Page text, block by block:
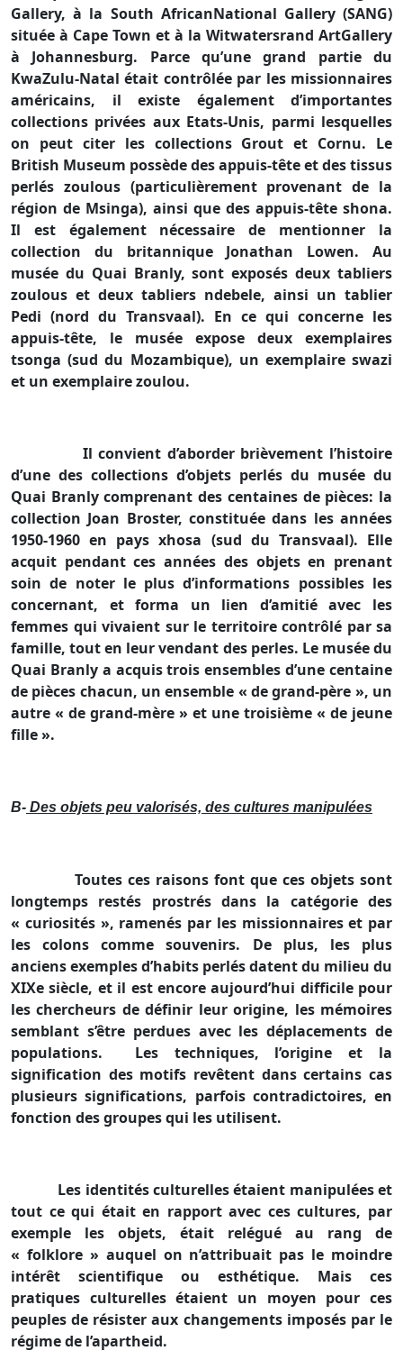
Gallery, à la South AfricanNational Gallery (SANG)
située à Cape Town et à la Witwatersrand ArtGallery
à Johannesburg. Parce qu’une grand partie du
KwaZulu-Natal était contrôlée par les missionnaires
américains, il existe également d’importantes
collections privées aux Etats-Unis, parmi lesquelles
on peut citer les collections Grout et Cornu. Le
British Museum possède des appuis-tête et des tissus
perlés zoulous (particulièrement provenant de la
région de Msinga), ainsi que des appuis-tête shona.
Il est également nécessaire de mentionner la
collection du britannique Jonathan Lowen. Au
musée du Quai Branly, sont exposés deux tabliers
zoulous et deux tabliers ndebele, ainsi un tablier
Pedi (nord du Transvaal). En ce qui concerne les
appuis-tête, le musée expose deux exemplaires
tsonga (sud du Mozambique), un exemplaire swazi
et un exemplaire zoulou.
Il convient d’aborder brièvement l’histoire
d’une des collections d’objets perlés du musée du
Quai Branly comprenant des centaines de pièces: la
collection Joan Broster, constituée dans les années
1950-1960 en pays xhosa (sud du Transvaal). Elle
acquit pendant ces années des objets en prenant
soin de noter le plus d’informations possibles les
concernant, et forma un lien d’amitié avec les
femmes qui vivaient sur le territoire contrôlé par sa
famille, tout en leur vendant des perles. Le musée du
Quai Branly a acquis trois ensembles d’une centaine
de pièces chacun, un ensemble « de grand-père », un
autre « de grand-mère » et une troisième « de jeune
fille ».
B- Des objets peu valorisés, des cultures manipulées
Toutes ces raisons font que ces objets sont
longtemps restés prostrés dans la catégorie des
« curiosités », ramenés par les missionnaires et par
les colons comme souvenirs. De plus, les plus
anciens exemples d’habits perlés datent du milieu du
XIXe siècle, et il est encore aujourd’hui difficile pour
les chercheurs de définir leur origine, les mémoires
semblant s’être perdues avec les déplacements de
populations.
Les techniques, l’origine et la
signification des motifs revêtent dans certains cas
plusieurs significations, parfois contradictoires, en
fonction des groupes qui les utilisent.
Les identités culturelles étaient manipulées et
tout ce qui était en rapport avec ces cultures, par
exemple les objets, était relégué au rang de
« folklore » auquel on n’attribuait pas le moindre
intérêt scientifique ou esthétique. Mais ces
pratiques culturelles étaient un moyen pour ces
peuples de résister aux changements imposés par le
régime de l’apartheid.